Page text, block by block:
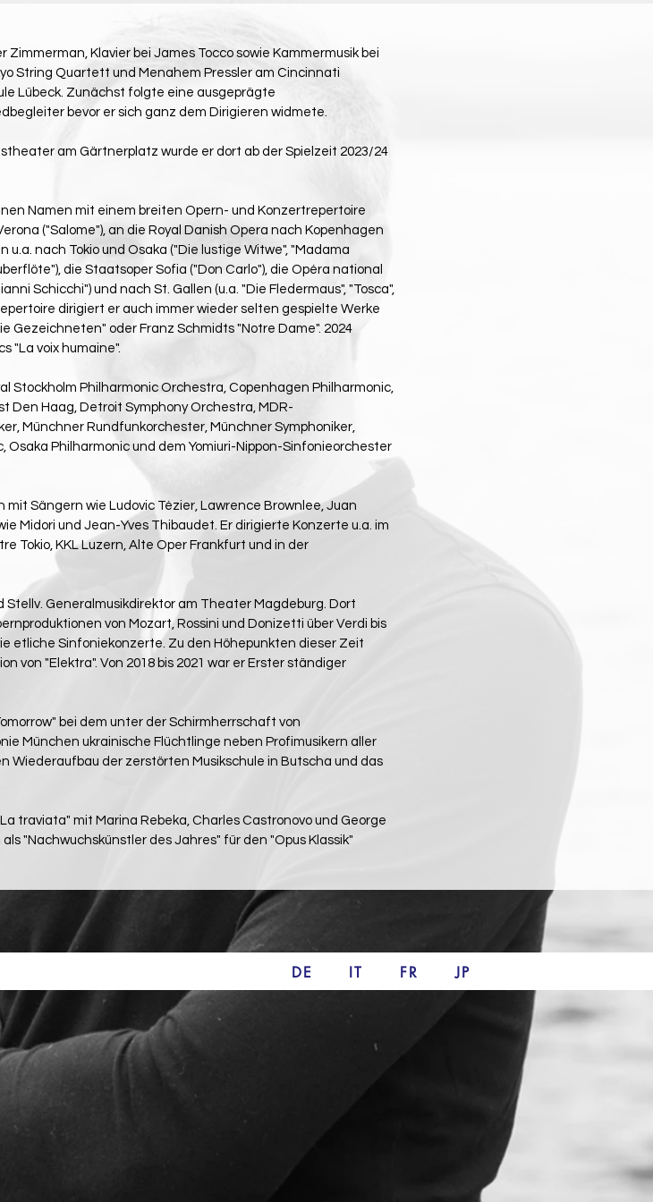
Klavier bei James Tocco sowie Kammermusik bei
String Quartett und Menahem Pressler am Cincinnati
Lübeck. Zunächst folgte eine ausgeprägte
bevor er sich ganz dem Dirigieren widmete.
am Gärtnerplatz wurde er dort ab der Spielzeit 2023/24
Namen mit einem breiten Opern- und Konzertrepertoire
("Salome"), an die Royal Danish Opera nach Kopenhagen
nach Tokio und Osaka ("Die lustige Witwe", "Madama
die Staatsoper Sofia ("Don Carlo"), die Opéra national
Schicchi") und nach St. Gallen (u.a. "Die Fledermaus", "Tosca",
dirigiert er auch immer wieder selten gespielte Werke
Gezeichneten" oder Franz Schmidts "Notre Dame". 2024
"La voix humaine".
Stockholm Philharmonic Orchestra, Copenhagen Philharmonic,
Den Haag, Detroit Symphony Orchestra, MDR-
Münchner Rundfunkorchester, Münchner Symphoniker,
Osaka Philharmonic und dem Yomiuri-Nippon-Sinfonieorchester
Sängern wie Ludovic Tézier, Lawrence Brownlee, Juan
Midori und Jean-Yves Thibaudet. Er dirigierte Konzerte u.a. im
Tokio, KKL Luzern, Alte Oper Frankfurt und in der
Stellv. Generalmusikdirektor am Theater Magdeburg. Dort
von Mozart, Rossini und Donizetti über Verdi bis
etliche Sinfoniekonzerte. Zu den Höhepunkten dieser Zeit
von "Elektra". Von 2018 bis 2021 war er Erster ständiger
bei dem unter der Schirmherrschaft von
München ukrainische Flüchtlinge neben Profimusikern aller
Wiederaufbau der zerstörten Musikschule in Butscha und das
traviata" mit Marina Rebeka, Charles Castronovo und George
"Nachwuchskünstler des Jahres" für den "Opus Klassik"
DE IT FR JP